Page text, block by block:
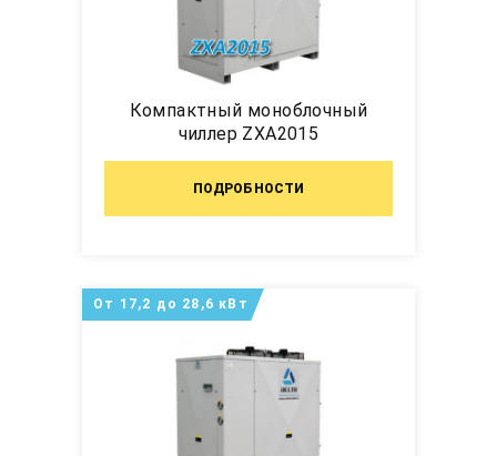
Компактный моноблочный
чиллер ZXA2015
ПОДРОБНОСТИ
От 17,2 до 28,6 кВт